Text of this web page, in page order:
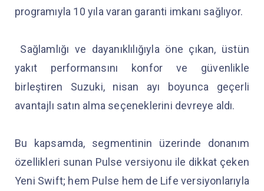
programıyla 10 yıla varan garanti imkanı sağlıyor.
Sağlamlığı ve dayanıklılığıyla öne çıkan, üstün
yakıt performansını konfor ve güvenlikle
birleştiren Suzuki, nisan ayı boyunca geçerli
avantajlı satın alma seçeneklerini devreye aldı.
Bu kapsamda, segmentinin üzerinde donanım
özellikleri sunan Pulse versiyonu ile dikkat çeken
Yeni Swift; hem Pulse hem de Life versiyonlarıyla